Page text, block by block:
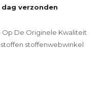
verzonden
De Originele Kwaliteit
stoffenwebwinkel